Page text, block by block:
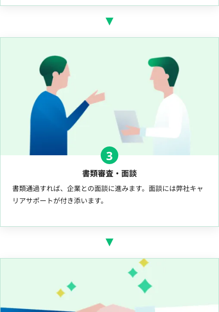
3
書類審査・面談
書類通過すれば、企業との面談に進みます。面談には弊社キャ
リアサポートが付き添います。